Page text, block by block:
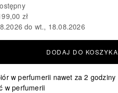
zł
do wt., 18.08.2026
DODAJ DO KOSZYKA
w perfumerii nawet za 2 godziny
w perfumerii